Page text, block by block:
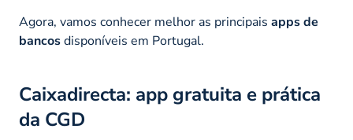
Agora, vamos conhecer melhor as principais apps de
bancosdisponíveis em Portugal.
Caixadirecta: app gratuita e prática
da CGD